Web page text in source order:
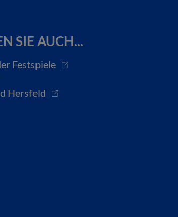
SIE AUCH...
Festspiele
Hersfeld